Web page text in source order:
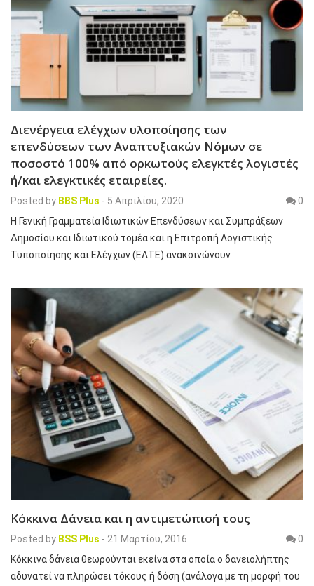
Διενέργεια ελέγχων υλοποίησης των
επενδύσεων των Αναπτυξιακών Νόμων σε
ποσοστό 100% από ορκωτούς ελεγκτές λογιστές
ή/και ελεγκτικές εταιρείες.
Posted by BBS Plus - 5 Απριλίου, 2020
0
Η Γενική Γραμματεία Ιδιωτικών Επενδύσεων και Συμπράξεων
Δημοσίου και Ιδιωτικού τομέα και η Επιτροπή Λογιστικής
Τυποποίησης και Ελέγχων (ΕΛΤΕ) ανακοινώνουν…
Κόκκινα Δάνεια και η αντιμετώπισή τους
Posted by BSS Plus - 21 Μαρτίου, 2016
0
Κόκκινα δάνεια θεωρούνται εκείνα στα οποία ο δανειολήπτης
αδυνατεί να πληρώσει τόκους ή δόση (ανάλογα με τη μορφή του